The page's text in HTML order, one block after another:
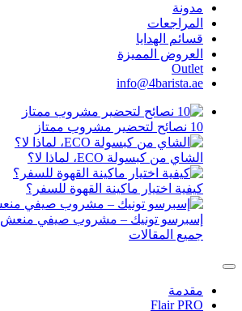
مدونة
المراجعات
قسائم الهدايا
العروض المميزة
Outlet
info@4barista.ae
10 نصائح لتحضير مشروب ممتاز
الشاي من كبسولة ECO، لماذا لا؟
كيفية اختيار ماكينة القهوة للسفر؟
إسبرسو تونيك – مشروب صيفي منعش
جميع المقالات
مقدمة
Flair PRO